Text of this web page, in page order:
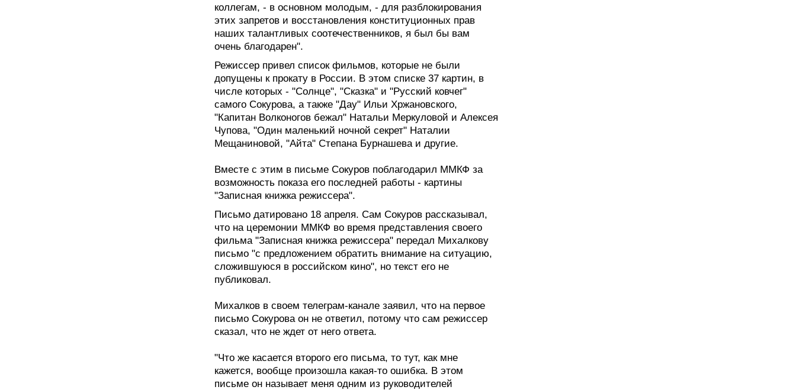
коллегам, - в основном молодым, - для разблокирования
этих запретов и восстановления конституционных прав
наших талантливых соотечественников, я был бы вам
очень благодарен".
Режиссер привел список фильмов, которые не были
допущены к прокату в России. В этом списке 37 картин, в
числе которых - "Солнце", "Сказка" и "Русский ковчег"
самого Сокурова, а также "Дау" Ильи Хржановского,
"Капитан Волконогов бежал" Натальи Меркуловой и Алексея
Чупова, "Один маленький ночной секрет" Наталии
Мещаниновой, "Айта" Степана Бурнашева и другие.
Вместе с этим в письме Сокуров поблагодарил ММКФ за
возможность показа его последней работы - картины
"Записная книжка режиссера".
Письмо датировано 18 апреля. Сам Сокуров рассказывал,
что на церемонии ММКФ во время представления своего
фильма "Записная книжка режиссера" передал Михалкову
письмо "с предложением обратить внимание на ситуацию,
сложившуюся в российском кино", но текст его не
публиковал.
Михалков в своем телеграм-канале заявил, что на первое
письмо Сокурова он не ответил, потому что сам режиссер
сказал, что не ждет от него ответа.
"Что же касается второго его письма, то тут, как мне
кажется, вообще произошла какая-то ошибка. В этом
письме он называет меня одним из руководителей